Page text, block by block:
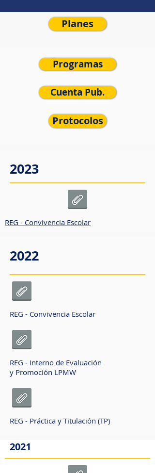
Planes
Programas
Cuenta Pub.
Protocolos
2023
REG - Convivencia Escolar
2022
REG - Convivencia Escolar
REG - Interno de Evaluación
y Promoción LPMW
REG - Práctica y Titulación (TP)
2021